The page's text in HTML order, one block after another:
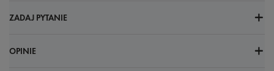
ZADAJ PYTANIE
OPINIE